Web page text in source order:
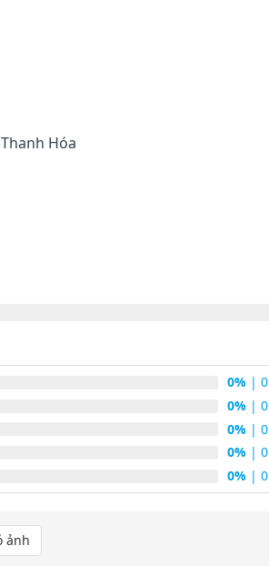
Hóa
0% |
0% |
0% |
0% |
0% |
ảnh